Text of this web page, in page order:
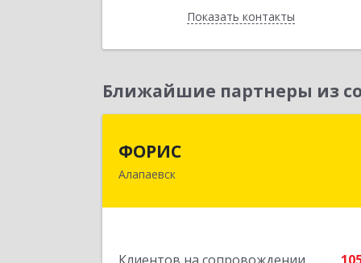
Показать контакты
Назад
Ближайшие партнеры из
ФОРИС
Алапаевск
624601, Свердловская обл, Алапаевск